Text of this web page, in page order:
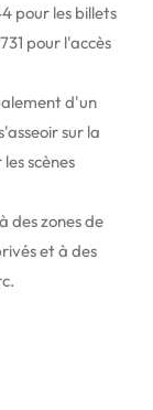
pour les billets
pour l'accès
d'un
sur la
scènes
des zones de
et à des